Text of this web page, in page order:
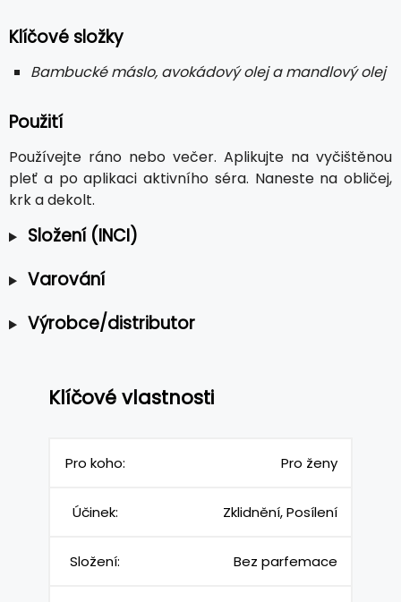
Klíčové složky
Bambucké máslo, avokádový olej a mandlový olej
Použití
Používejte ráno nebo večer. Aplikujte na vyčištěnou
pleť a po aplikaci aktivního séra. Naneste na obličej,
krk a dekolt.
Složení (INCI)
Varování
Výrobce/distributor
Klíčové vlastnosti
Pro koho: Pro ženy
Účinek: Zklidnění, Posílení
Složení: Bez parfemace